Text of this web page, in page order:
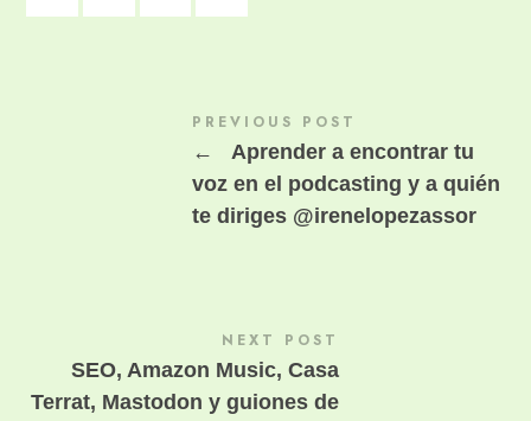
PREVIOUS POST
←
Aprender a encontrar tu
voz en el podcasting y a quién
te diriges @irenelopezassor
NEXT POST
SEO, Amazon Music, Casa
Terrat, Mastodon y guiones de